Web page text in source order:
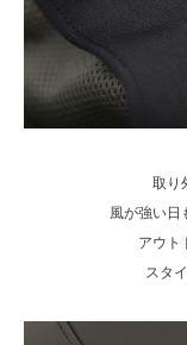
取り
風が強い日
アウト
スタ